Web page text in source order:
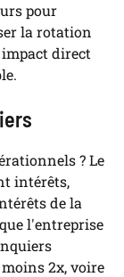
pour
la rotation
impact direct
? Le
intérêts,
de la
l'entreprise
2x, voire